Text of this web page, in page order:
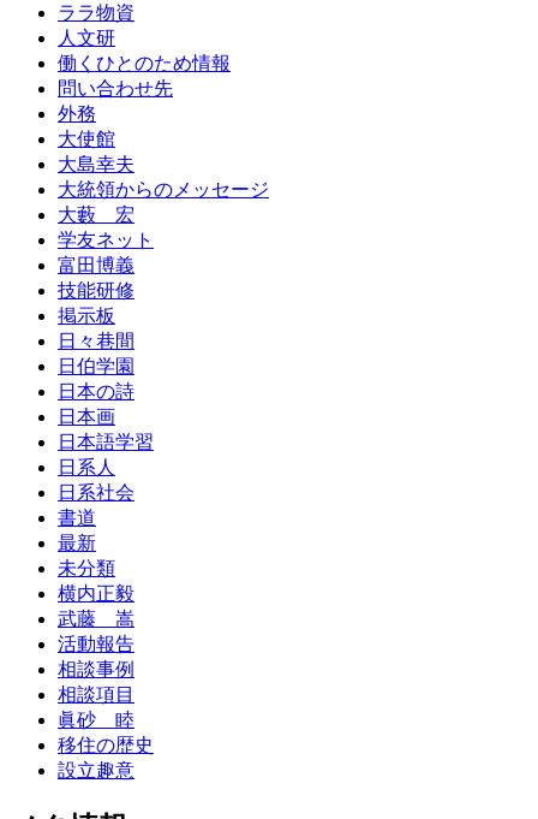
ララ物資
人文研
働くひとのため情報
問い合わせ先
外務
大使館
大島幸夫
大統領からのメッセージ
大藪 宏
学友ネット
富田博義
技能研修
掲示板
日々巷間
日伯学園
日本の詩
日本画
日本語学習
日系人
日系社会
書道
最新
未分類
横内正毅
武藤 嵩
活動報告
相談事例
相談項目
眞砂 睦
移住の歴史
設立趣意